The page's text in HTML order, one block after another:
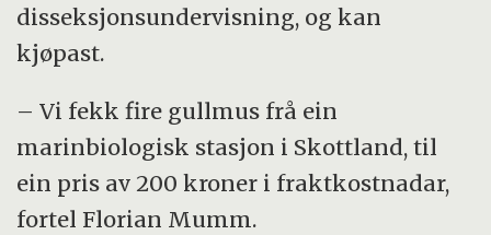
disseksjonsundervisning, og kan
kjøpast.
– Vi fekk fire gullmus frå ein
marinbiologisk stasjon i Skottland, til
ein pris av 200 kroner i fraktkostnadar,
fortel Florian Mumm.